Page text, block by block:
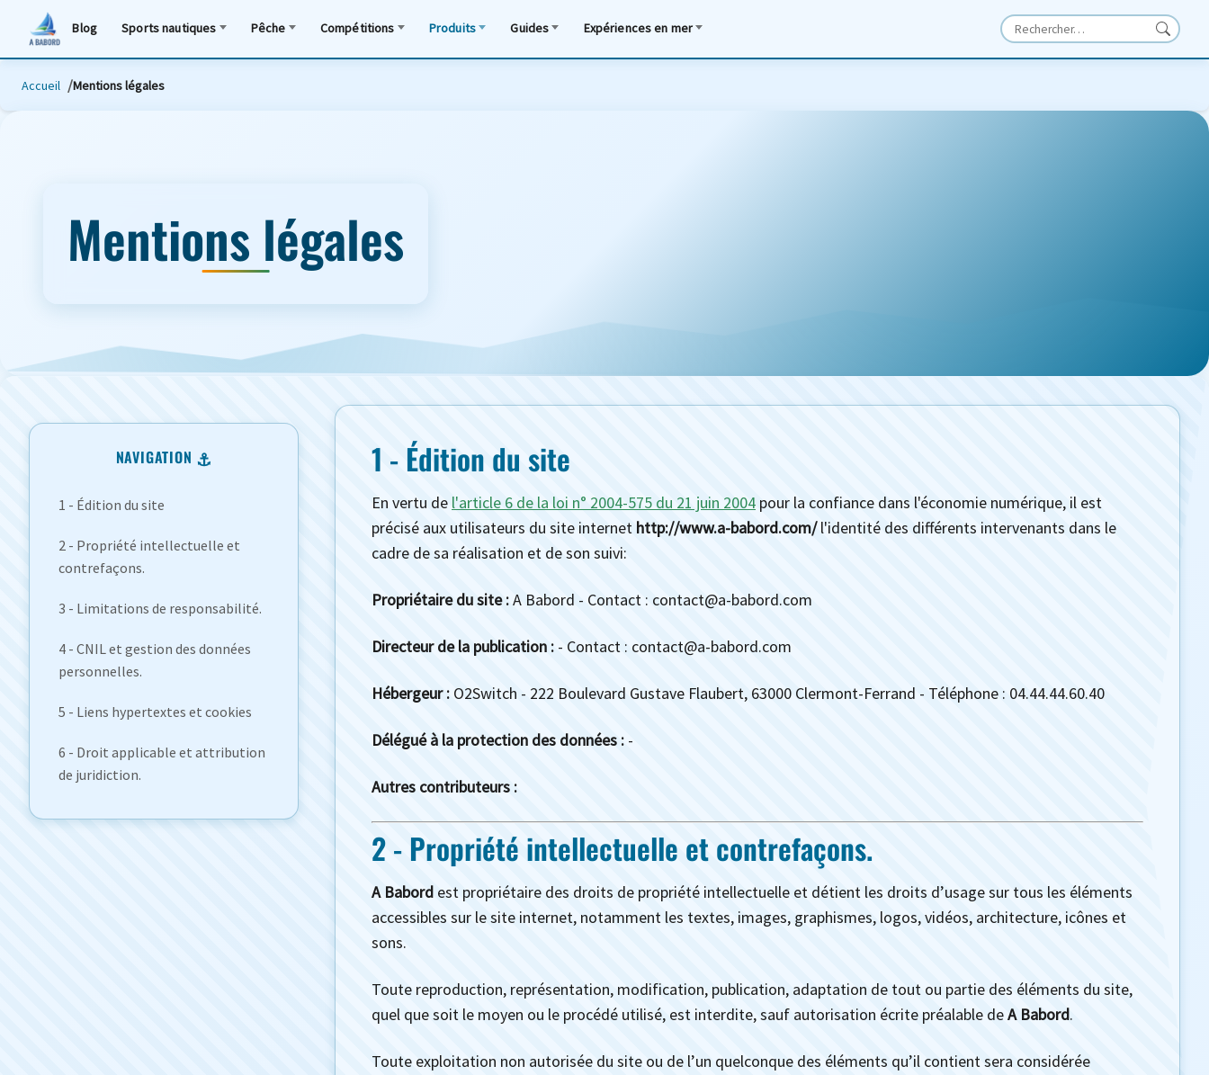
Blog Sports nautiques Pêche Compétitions Produits Guides Expériences en mer
Accueil Mentions légales
Mentions légales
NAVIGATION
1 - Édition du site
2 - Propriété intellectuelle et
contrefaçons.
3 - Limitations de responsabilité.
4 - CNIL et gestion des données
personnelles.
5 - Liens hypertextes et cookies
6 - Droit applicable et attribution
de juridiction.
1 - Édition du site
En vertu de l'article 6 de la loi n° 2004-575 du 21 juin 2004 pour la confiance dans l'économie numérique, il est
précisé aux utilisateurs du site internet http://www.a-babord.com/l'identité des différents intervenants dans le
cadre de sa réalisation et de son suivi:
Propriétaire du site :A Babord - Contact : contact@a-babord.com
Directeur de la publication : - Contact : contact@a-babord.com
Hébergeur : O2Switch - 222 Boulevard Gustave Flaubert, 63000 Clermont-Ferrand - Téléphone : 04.44.44.60.40
Délégué à la protection des données : -
Autres contributeurs :
2 - Propriété intellectuelle et contrefaçons.
A Babord est propriétaire des droits de propriété intellectuelle et détient les droits d’usage sur tous les éléments
accessibles sur le site internet, notamment les textes, images, graphismes, logos, vidéos, architecture, icônes et
sons.
Toute reproduction, représentation, modification, publication, adaptation de tout ou partie des éléments du site,
quel que soit le moyen ou le procédé utilisé, est interdite, sauf autorisation écrite préalable deA Babord.
Toute exploitation non autorisée du site ou de l’un quelconque des éléments qu’il contient sera considérée